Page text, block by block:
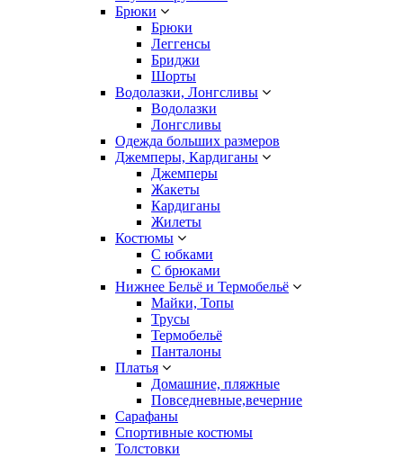
Брюки
Брюки
Леггенсы
Бриджи
Шорты
Водолазки, Лонгсливы
Водолазки
Лонгсливы
Одежда больших размеров
Джемперы, Кардиганы
Джемперы
Жакеты
Кардиганы
Жилеты
Костюмы
С юбками
С брюками
Нижнее Бельё и Термобельё
Майки, Топы
Трусы
Термобельё
Панталоны
Платья
Домашние, пляжные
Повседневные,вечерние
Сарафаны
Спортивные костюмы
Толстовки